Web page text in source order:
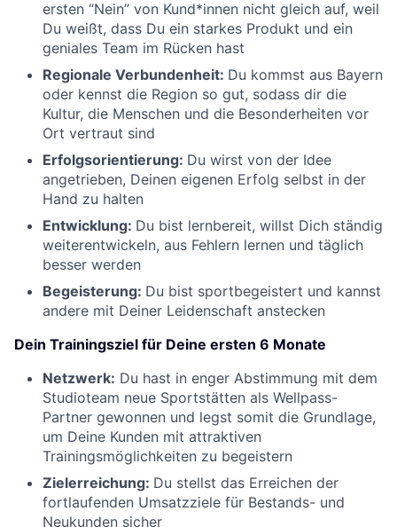
ersten “Nein” von Kund*innen nicht gleich auf, weil
Du weißt, dass Du ein starkes Produkt und ein
geniales Team im Rücken hast
Regionale Verbundenheit: Du kommst aus Bayern
oder kennst die Region so gut, sodass dir die
Kultur, die Menschen und die Besonderheiten vor
Ort vertraut sind
Erfolgsorientierung: Du wirst von der Idee
angetrieben, Deinen eigenen Erfolg selbst in der
Hand zu halten
Entwicklung: Du bist lernbereit, willst Dich ständig
weiterentwickeln, aus Fehlern lernen und täglich
besser werden
Begeisterung: Du bist sportbegeistert und kannst
andere mit Deiner Leidenschaft anstecken
Dein Trainingsziel für Deine ersten 6 Monate
Netzwerk: Du hast in enger Abstimmung mit dem
Studioteam neue Sportstätten als Wellpass-
Partner gewonnen und legst somit die Grundlage,
um Deine Kunden mit attraktiven
Trainingsmöglichkeiten zu begeistern
Zielerreichung: Du stellst das Erreichen der
fortlaufenden Umsatzziele für Bestands- und
Neukunden sicher